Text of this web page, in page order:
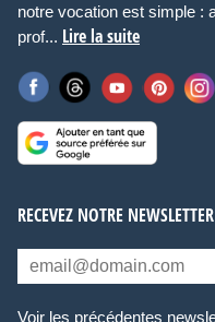
notre vocation est simple :
prof... Lire la suite
RECEVEZ NOTRE
Voir les précédentes